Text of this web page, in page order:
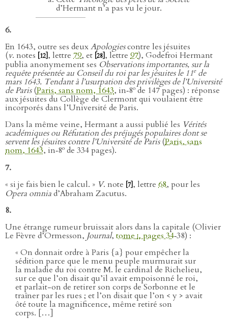
d’Hermant n’a pas vu le jour.
6.
En 1643, outre ses deuxApologiescontre les jésuites
(v. notes [12] , lettre 79, et [28] , lettre 97), Godefroi Hermant
publia anonymement ses Observations importantes, sur la
requête présentée au Conseil du roi par les jésuites le 11ede
mars 1643. Tendant à l’usurpation des privilèges de l’Université
de Paris(Paris, sans nom, 1643, in‑8ode 147 pages) : réponse
aux jésuites du Collège de Clermont qui voulaient être
incorporés dans l’Université de Paris.
Dans la même veine, Hermant a aussi publié les Vérités
académiques ou Réfutation des préjugés populaires dont se
servent les jésuites contre l’Université de Paris(Paris, sans
nom, 1643, in‑8o de 334 pages).
7.
« si je fais bien le calcul. » V. note [7] , lettre 68, pour les
Opera omniad’Abraham Zacutus.
8.
Une étrange rumeur bruissait alors dans la capitale (Olivier
Le Fèvre d’Ormesson, Journal, tomei, pages 34‑38) :
« On donnait ordre à Paris {a} pour empêcher la
sédition parce que le menu peuple murmurait sur
la maladie du roi contre M. le cardinal de Richelieu,
sur ce que l’on disait qu’il avait empoisonné le roi,
et parlait-on de retirer son corps de Sorbonne et le
traîner par les rues ; et l’on disait que l’on < y > avait
ôté toute la magnificence, même retiré son
corps. […]